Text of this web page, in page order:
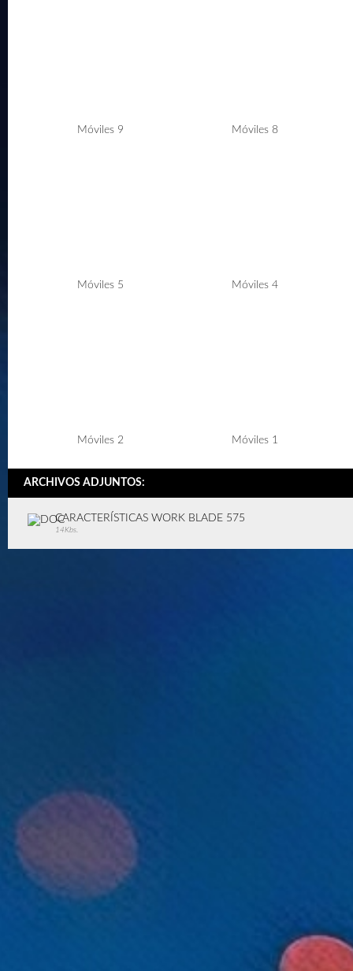
Móviles 9 Móviles 8
Móviles 5 Móviles 4
Móviles 2 Móviles 1
ARCHIVOS ADJUNTOS:
CARACTERÍSTICAS WORK BLADE 575
14Kbs.